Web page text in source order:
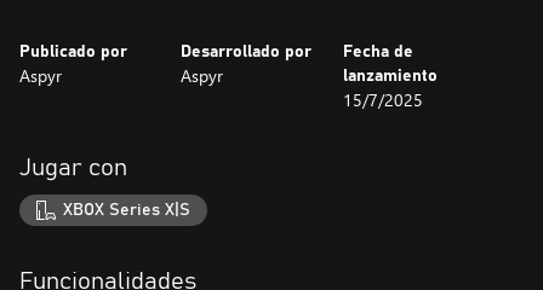
amenaza con cambiar Faerûn para siempre.
- Mysteries of Westgate: Ten cuidado al andar las calles de Puerta
Explora y expón los secretos ocultos en las profundidades de las
entrañas de la ciudad antes de que te consuman.
*Características clave*
Reúne tu grupo: Forma un equipo con tus amigos de cualquier
Publicado por
Aspyr
Desarrollado por
Aspyr
Fecha de
lanzamiento
15/7/2025
Jugar con
XBOX Series X|S
Funcionalidades